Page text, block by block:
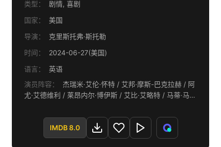
类型：
剧情, 喜剧
国家：
美国
导演：
克里斯托弗·斯托勒
时间：
2024-06-27(美国)
语言：
英语
演员阵容：
杰瑞米·艾伦·怀特 / 艾邦·摩斯-巴克拉赫 / 阿
尤·艾德维利 / 莱昂内尔·博伊斯 / 艾比·艾略特 / 马蒂·马得
埃德温·李·吉布森 / 瑞奇·斯塔菲里 / 科里·亨德里克斯 / 戴
夫·伯兰 / 杰米·李·柯蒂斯 / 安娜贝尔·图米 / 乔什·哈奈特 /
奥利维娅·科尔曼 / 克里斯托弗·祖切罗 / 莫莉·戈登 / 威尔·
IMDB 8.0